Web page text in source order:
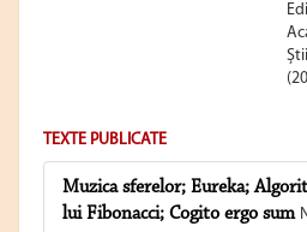
TEXTE PUBLICATE
Muzica sferelor; Eureka;
lui Fibonacci; Cogito ergo sum